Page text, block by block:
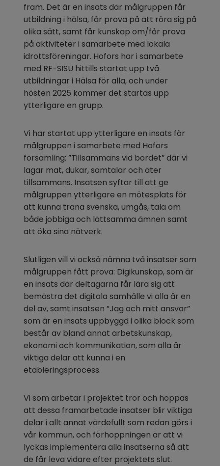
fram. Det är en insats där målgruppen får
utbildning i hälsa, får prova på att röra sig på
olika sätt, samt får kunskap om/får prova
på aktiviteter i samarbete med lokala
idrottsföreningar. Hofors har i samarbete
med RF-SISU hittills startat upp två
utbildningar i Hälsa för alla, och under
hösten 2025 kommer det startas upp
ytterligare en grupp.
Vi har startat upp ytterligare en insats för
målgruppen i samarbete med Hofors
församling: ”Tillsammans vid bordet” där vi
lagar mat, dukar, samtalar och äter
tillsammans. Insatsen syftar till att ge
målgruppen ytterligare en mötesplats för
att kunna träna svenska, umgås, tala om
både jobbiga och lättsamma ämnen samt
att öka sina nätverk.
Slutligen vill vi också nämna två insatser som
målgruppen fått prova: Digikunskap, som är
en insats där deltagarna får lära sig att
bemästra det digitala samhälle vi alla är en
del av, samt insatsen ”Jag och mitt ansvar”
som är en insats uppbyggd i olika block som
består av bland annat arbetskunskap,
ekonomi och kommunikation, som alla är
viktiga delar att kunna i en
etableringsprocess.
Vi som arbetar i projektet tror och hoppas
att dessa framarbetade insatser blir viktiga
delar i allt annat värdefullt som redan görs i
vår kommun, och förhoppningen är att vi
lyckas implementera alla insatserna så att
de får leva vidare efter projektets slut.